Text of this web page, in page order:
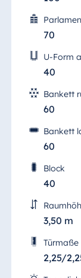
70
U-Form
40
Bankett
60
Bankett
60
Block
40
3,50 m
2,25/